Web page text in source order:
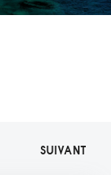
SUIVANT